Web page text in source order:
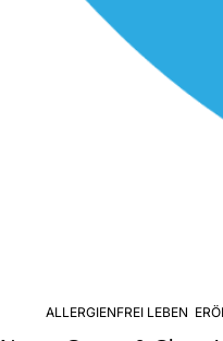
ALLERGIENFREI LEBEN